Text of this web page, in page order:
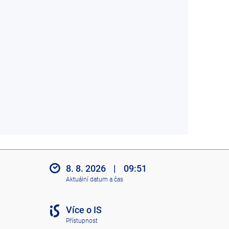
8. 8. 2026 | 09:51
Aktuální datum a čas
Více o IS
Přístupnost